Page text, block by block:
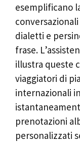
esemplificano
dialetti e
frase.
illustra queste
viaggiatori di
internazionali
prenotazioni
personalizzati